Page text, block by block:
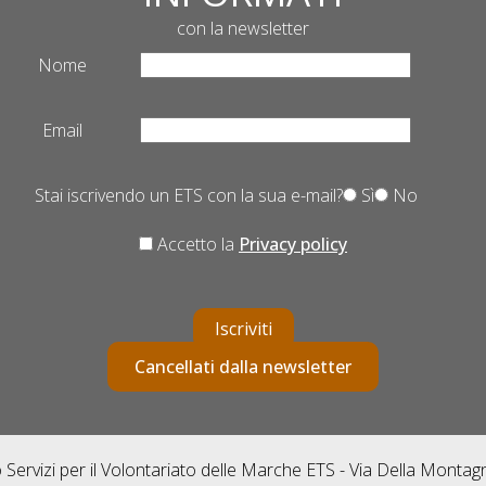
con la newsletter
Nome
Email
Stai iscrivendo un ETS con la sua e-mail? Sì No
Accetto la Privacy policy
Iscriviti
Cancellati dalla newsletter
Servizi per il Volontariato delle Marche ETS - Via Della